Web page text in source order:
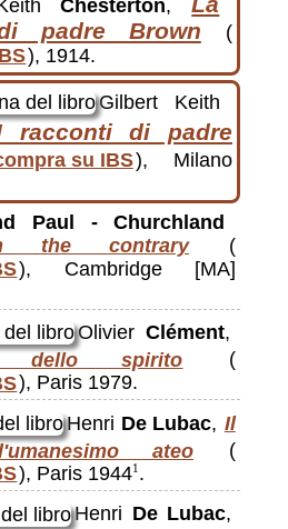
Chesterton,
padre Brown
(
), 1914.
Gilbert Keith
racconti di padre
), Milano
Paul - Churchland
the contrary (
), Cambridge [MA]
Olivier Clément,
dello spirito
(
), Paris 1979.
Henri De Lubac, Il
ateo (
), Paris 19441.
Henri De Lubac,